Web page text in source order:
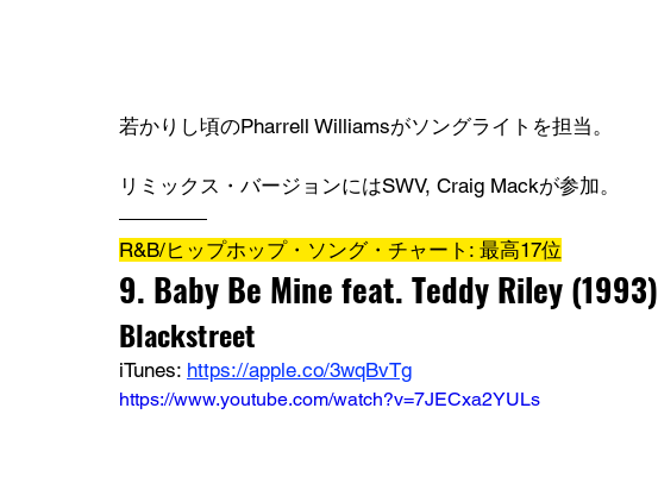
若かりし頃のPharrell Williamsがソングライトを担当。
リミックス・バージョンにはSWV, Craig Mackが参加。
R&B/ヒップホップ・ソング・チャート: 最高17位
9. Baby Be Mine feat. Teddy Riley (1993)
Blackstreet
iTunes: https://apple.co/3wqBvTg
https://www.youtube.com/watch?v=7JECxa2YULs